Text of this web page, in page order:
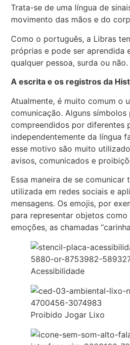
Trata-se de uma língua de
movimento das mãos e do
Como o português, a Libras
próprias e pode ser aprendida
qualquer pessoa, surda ou não.
A escrita e os registros da
Atualmente, é muito comum o
comunicação. Alguns símbolos
compreendidos por diferentes
independentemente da língua
esse motivo são muito
avisos, comunicados e
Essa maneira de se comunicar
utilizada em redes sociais e
mensagens. Os emojis, por
para representar objetos
emoções, as chamadas
Acessibilidade
Proibido Jogar Lixo